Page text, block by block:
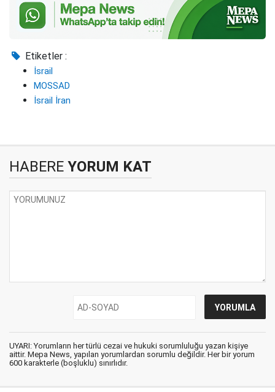
Etiketler :
İsrail
MOSSAD
İsrail İran
HABERE YORUM KAT
UYARI: Yorumların her türlü cezai ve hukuki sorumluluğu yazan kişiye
aittir. Mepa News, yapılan yorumlardan sorumlu değildir. Her bir yorum
600 karakterle (boşluklu) sınırlıdır.